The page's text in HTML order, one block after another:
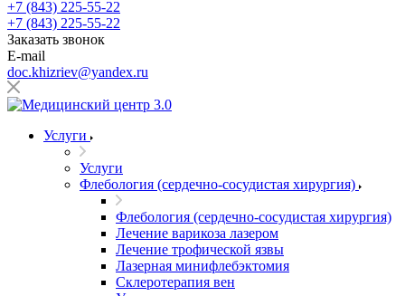
+7 (843) 225-55-22
+7 (843) 225-55-22
Заказать звонок
E-mail
doc.khizriev@yandex.ru
Услуги
Услуги
Флебология (сердечно-сосудистая хирургия)
Флебология (сердечно-сосудистая хирургия)
Лечение варикоза лазером
Лечение трофической язвы
Лазерная минифлебэктомия
Cклеротерапия вен